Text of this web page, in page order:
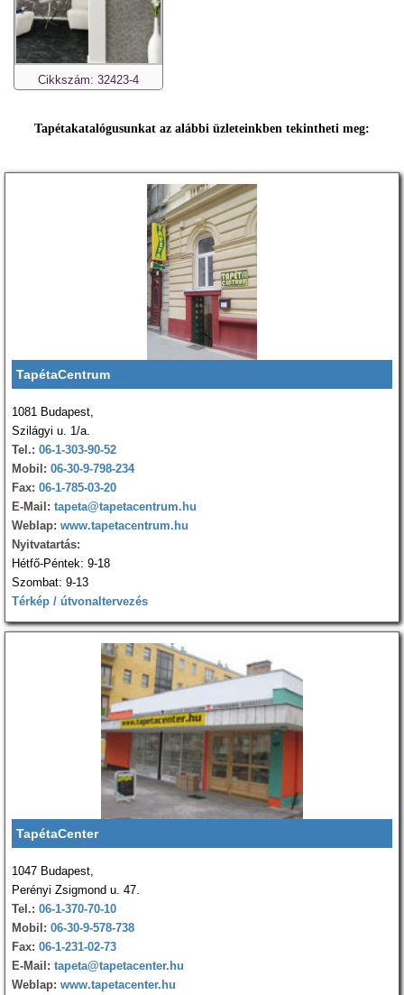
Cikkszám: 32423-4
Tapétakatalógusunkat az alábbi üzleteinkben tekintheti meg:
TapétaCentrum
1081 Budapest,
Szilágyi u. 1/a.
Tel.: 06-1-303-90-52
Mobil: 06-30-9-798-234
Fax: 06-1-785-03-20
E-Mail: tapeta@tapetacentrum.hu
Weblap: www.tapetacentrum.hu
Nyitvatartás:
Hétfő-Péntek: 9-18
Szombat: 9-13
Térkép / útvonaltervezés
TapétaCenter
1047 Budapest,
Perényi Zsigmond u. 47.
Tel.: 06-1-370-70-10
Mobil: 06-30-9-578-738
Fax: 06-1-231-02-73
E-Mail: tapeta@tapetacenter.hu
Weblap: www.tapetacenter.hu